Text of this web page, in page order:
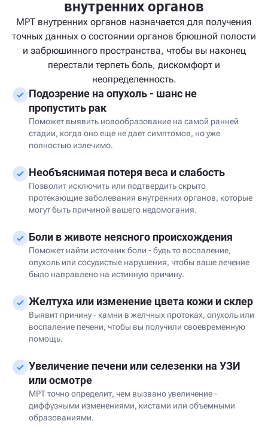
внутренних органов
МРТ внутренних органов назначается для получения
точных данных о состоянии органов брюшной полости
и забрюшинного пространства, чтобы вы наконец
перестали терпеть боль, дискомфорт и
неопределенность.
Подозрение на опухоль - шанс не
пропустить рак
Поможет выявить новообразование на самой ранней
стадии, когда оно еще не дает симптомов, но уже
полностью излечимо.
Необъяснимая потеря веса и слабость
Позволит исключить или подтвердить скрыто
протекающие заболевания внутренних органов, которые
могут быть причиной вашего недомогания.
Боли в животе неясного происхождения
Поможет найти источник боли - будь то воспаление,
опухоль или сосудистые нарушения, чтобы ваше лечение
было направлено на истинную причину.
Желтуха или изменение цвета кожи и склер
Выявит причину - камни в желчных протоках, опухоль или
воспаление печени, чтобы вы получили своевременную
помощь.
Увеличение печени или селезенки на УЗИ
или осмотре
МРТ точно определит, чем вызвано увеличение -
диффузными изменениями, кистами или объемными
образованиями.